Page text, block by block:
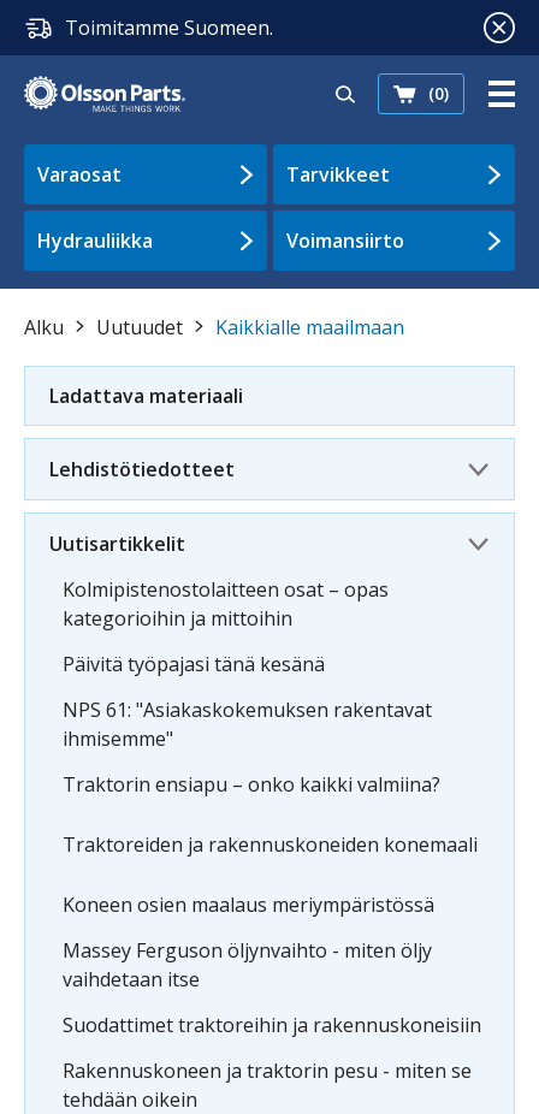
Toimitamme Suomeen.
(0)
Varaosat Tarvikkeet
Hydrauliikka Voimansiirto
Alku Uutuudet Kaikkialle maailmaan
Ladattava materiaali
Lehdistötiedotteet
Uutisartikkelit
Kolmipistenostolaitteen osat – opas
kategorioihin ja mittoihin
Päivitä työpajasi tänä kesänä
NPS 61: "Asiakaskokemuksen rakentavat
ihmisemme"
Traktorin ensiapu – onko kaikki valmiina?
Traktoreiden ja rakennuskoneiden konemaali
Koneen osien maalaus meriympäristössä
Massey Ferguson öljynvaihto - miten öljy
vaihdetaan itse
Suodattimet traktoreihin ja rakennuskoneisiin
Rakennuskoneen ja traktorin pesu - miten se
tehdään oikein